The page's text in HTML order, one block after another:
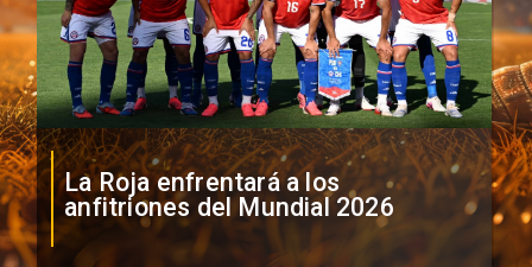
La Roja enfrentará a los
anfitriones del Mundial 2026